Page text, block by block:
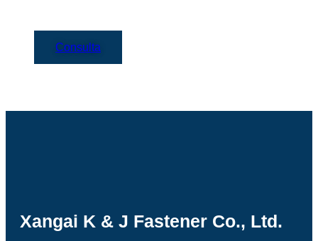
Consulta
Xangai K & J Fastener Co., Ltd.